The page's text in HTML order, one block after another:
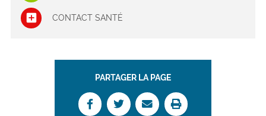
CONTACT SANTÉ
PARTAGER LA PAGE